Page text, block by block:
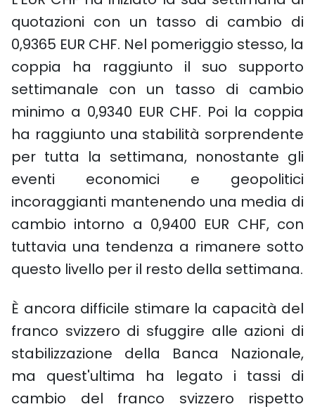
quotazioni con un tasso di cambio di
0,9365 EUR CHF. Nel pomeriggio stesso, la
coppia ha raggiunto il suo supporto
settimanale con un tasso di cambio
minimo a 0,9340 EUR CHF. Poi la coppia
ha raggiunto una stabilità sorprendente
per tutta la settimana, nonostante gli
eventi economici e geopolitici
incoraggianti mantenendo una media di
cambio intorno a 0,9400 EUR CHF, con
tuttavia una tendenza a rimanere sotto
questo livello per il resto della settimana.
È ancora difficile stimare la capacità del
franco svizzero di sfuggire alle azioni di
stabilizzazione della Banca Nazionale,
ma quest'ultima ha legato i tassi di
cambio del franco svizzero rispetto